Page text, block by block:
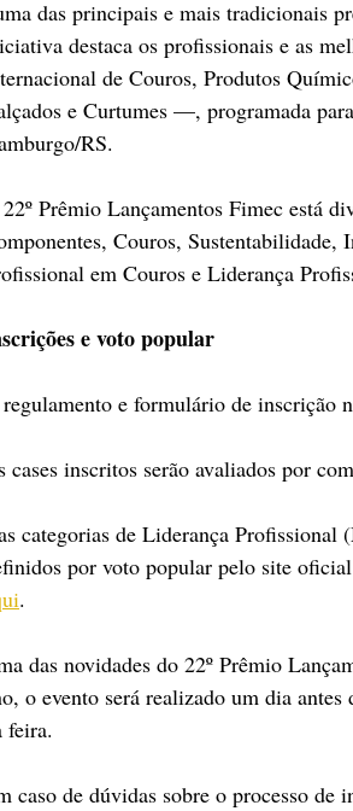
das principais e mais tradicionais
destaca os profissionais e as
de Couros, Produtos
e Curtumes —, programada
RS.
Prêmio Lançamentos Fimec está
Couros,
em Couros e Liderança
e voto popular
e formulário de inscrição
cases inscritos serão avaliados por
categorias de Liderança Profissional
por voto popular pelo site
.
das novidades do 22º Prêmio
o evento será realizado um dia
feira.
caso de dúvidas sobre o processo